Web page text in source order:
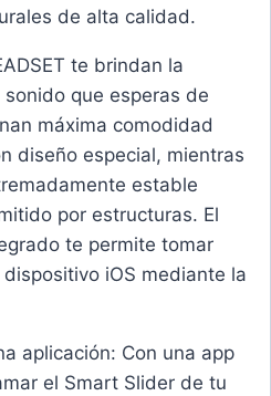
de alta calidad.
te brindan la
que esperas de
máxima comodidad
diseño especial, mientras
estable
por estructuras. El
te permite tomar
iOS mediante la
aplicación: Con una app
el Smart Slider de tu